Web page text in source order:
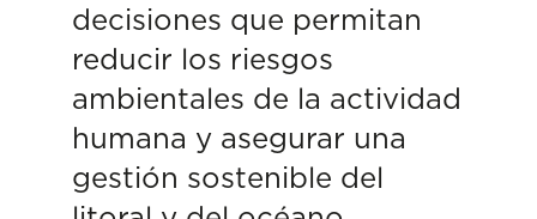
decisiones que permitan
reducir los riesgos
ambientales de la actividad
humana y asegurar una
gestión sostenible del